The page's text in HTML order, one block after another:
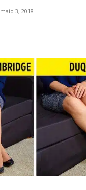
maio 3, 2018